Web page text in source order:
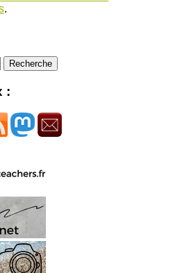
.
: